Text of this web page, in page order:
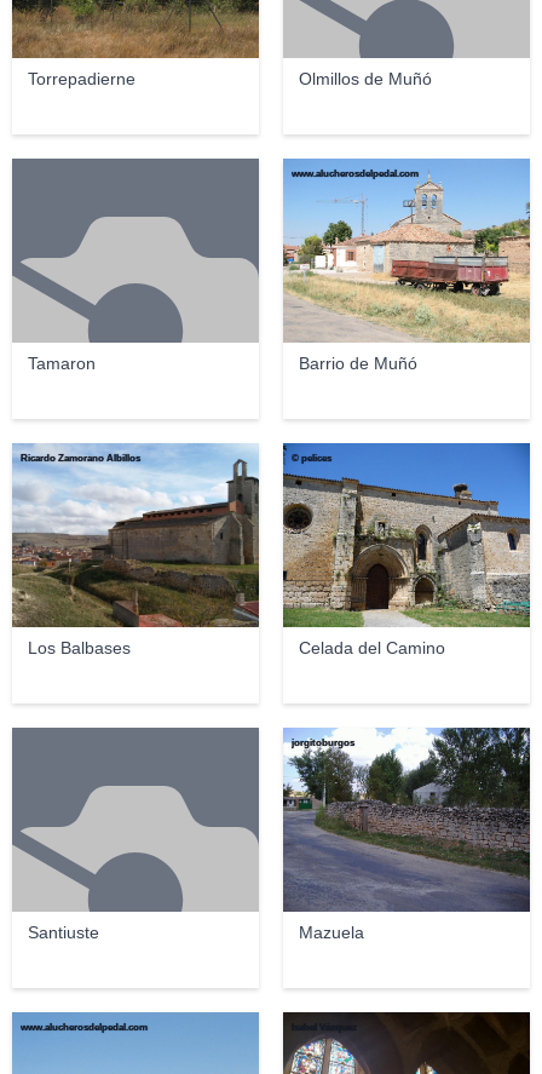
Torrepadierne Olmillos de Muñó
Tamaron Barrio de Muñó
www.alucherosdelpedal.com
Los Balbases
Ricardo Zamorano Albillos
Celada del Camino
© pelices
Santiuste Mazuela
jorgitoburgos
www.alucherosdelpedal.com Isabel Vázquez